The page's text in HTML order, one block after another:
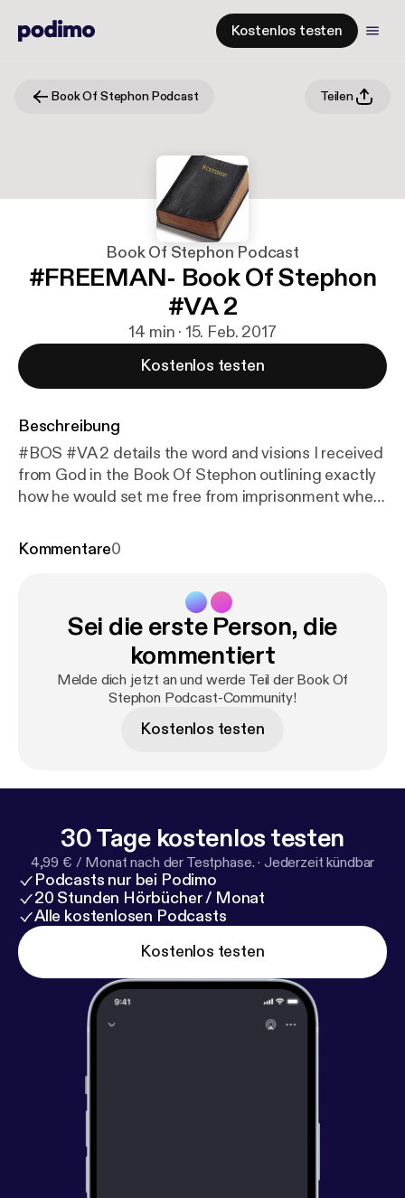
Kostenlos testen
Book Of Stephon Podcast Teilen
Book Of Stephon Podcast
#FREEMAN- Book Of Stephon
#VA 2
14 min · 15. Feb. 2017
Kostenlos testen
Beschreibung
#BOS #VA 2 details the word and visions I received
from God in the Book Of Stephon outlining exactly
how he would set me free from imprisonment when
false charges of Muslim terrorism. Through my next
diabolical plots of my enemies America. Hallelujah all
around the world!! "Love your neighbor"-Mark 12:31
Book Of Stephon Scriptures Analyzed: "I Will Not
Leave You Shut Up Too Long" "Josh Kotelnicki"
Kommentare0
Sei die erste Person, die
kommentiert
Melde dich jetzt an und werde Teil der Book Of
Stephon Podcast-Community!
Kostenlos testen
30 Tage kostenlos testen
4,99 € / Monat nach der Testphase. · Jederzeit kündbar
Podcasts nur bei Podimo
20 Stunden Hörbücher / Monat
Alle kostenlosen Podcasts
Kostenlos testen